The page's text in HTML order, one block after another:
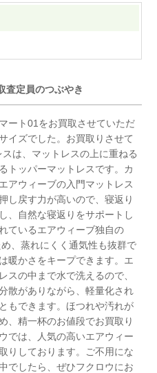
査定員のつぶやき
ート01をお買取させていただ
イズでした。 お買取りさせて
は、 マットレスの上に重ねる
トッパーマットレスです。 カ
アウィーブの入門マットレス
し戻す力が高いので、寝返り
、 自然な寝返りをサポートし
ているエアウィーブ独自の
、蒸れにくく通気性も抜群で
暖かさをキープできます。 エ
スの中まで水で洗えるので、
散がありながら、軽量化され
もできます。ほつれや汚れが
、精一杯のお値段でお買取り
では、人気の高いエアウィー
りしております。 ご不用にな
でしたら、ぜひフクロウにお